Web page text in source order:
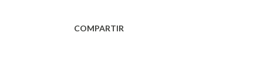
COMPARTIR